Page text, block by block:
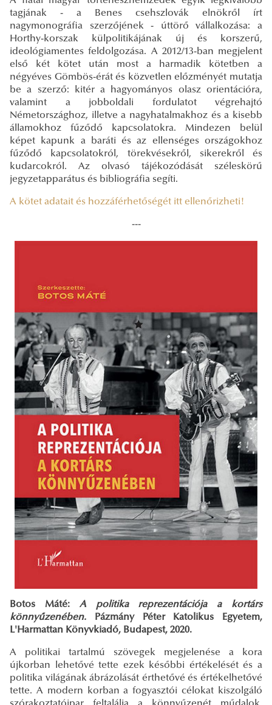
tagjának - a Benes csehszlovák elnökről írt
nagymonográfia szerzőjének - úttörő vállalkozása: a
Horthy-korszak külpolitikájának új és korszerű,
ideológiamentes feldolgozása. A 2012/13-ban megjelent
első két kötet után most a harmadik kötetben a
négyéves Gömbös-érát és közvetlen előzményét mutatja
be a szerző: kitér a hagyományos olasz orientációra,
valamint a jobboldali fordulatot végrehajtó
Németországhoz, illetve a nagyhatalmakhoz és a kisebb
államokhoz fűződő kapcsolatokra. Mindezen belül
képet kapunk a baráti és az ellenséges országokhoz
fűződő kapcsolatokról, törekvésekről, sikerekről és
kudarcokról. Az olvasó tájékozódását széleskörű
jegyzetapparátus és bibliográfia segíti.
A kötet adatait és hozzáférhetőségét itt ellenőrizheti!
---
Botos Máté: A politika reprezentációja a kortárs
könnyűzenében. Pázmány Péter Katolikus Egyetem,
L'Harmattan Könyvkiadó, Budapest, 2020.
A politikai tartalmú szövegek megjelenése a kora
újkorban lehetővé tette ezek későbbi értékelését és a
politika világának ábrázolását érthetővé és értékelhetővé
tette. A modern korban a fogyasztói célokat kiszolgáló